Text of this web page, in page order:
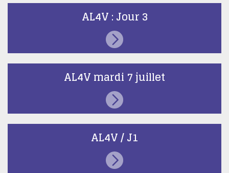
AL4V : Jour 3
AL4V mardi 7 juillet
AL4V / J1